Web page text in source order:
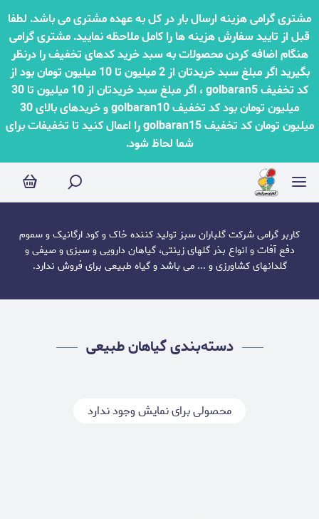
مشتری گرامی هزینه ارسال بار در کل به عهده مشتری می باشد. لطفا
قبل از تایید سفارش هزینه ها را کامل ملاحظه نمایید. مشتری گرامی
هنگام اضافه کردن محصولات به سبد خرید کدهای تخفیف را درنظر
بگیرید اگر مبلغ سبد خریدتان از 2 میلیون تا 10 میلیون تومان بود از
کد تخفیف golbaran5 ، اگر مبلغ سبد خریدتان از 10 میلیون تا 30
میلیون تومان بود کد تخفیف golbaran10 و خریدهای بالای 30
میلیون تومان کد تخفیف golbaran15 را اعمال کنید تا تخفیفات برای
شما لحاظ شود.
کاربر گرامی شرکت گلباران سبز تولید کننده خاک و کود ارگانیک و سموم
دفع آفات و انواع بذر گلهای زینتی، گیاهان دارویی و سبزی و صیفی و
گلدانهای کشاورزی و ... می باشد و گیاه طبیعی برای فروش ندارد.
دسته‌بندی گیاهان طبیعی
محصولی برای نمایش وجود ندارد